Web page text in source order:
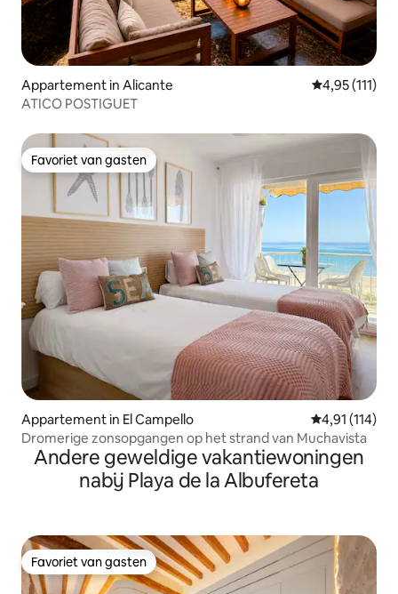
Appartement in Alicante Gemiddelde
4,95 (111)
ATICO POSTIGUET
Favoriet van gasten
Favoriet van gasten
Appartement in El Campello Gemiddelde
4,91 (114)
Dromerige zonsopgangen op het strand van Muchavista
Andere geweldige vakantiewoningen
nabij Playa de la Albufereta
Favoriet van gasten
Favoriet van gasten